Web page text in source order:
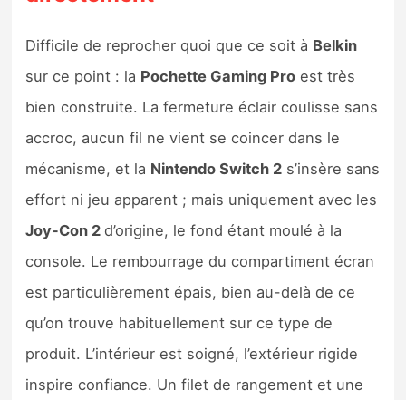
Difficile de reprocher quoi que ce soit à Belkin
sur ce point : la Pochette Gaming Pro est très
bien construite. La fermeture éclair coulisse sans
accroc, aucun fil ne vient se coincer dans le
mécanisme, et la Nintendo Switch 2 s’insère sans
effort ni jeu apparent ; mais uniquement avec les
Joy-Con 2d’origine, le fond étant moulé à la
console. Le rembourrage du compartiment écran
est particulièrement épais, bien au-delà de ce
qu’on trouve habituellement sur ce type de
produit. L’intérieur est soigné, l’extérieur rigide
inspire confiance. Un filet de rangement et une